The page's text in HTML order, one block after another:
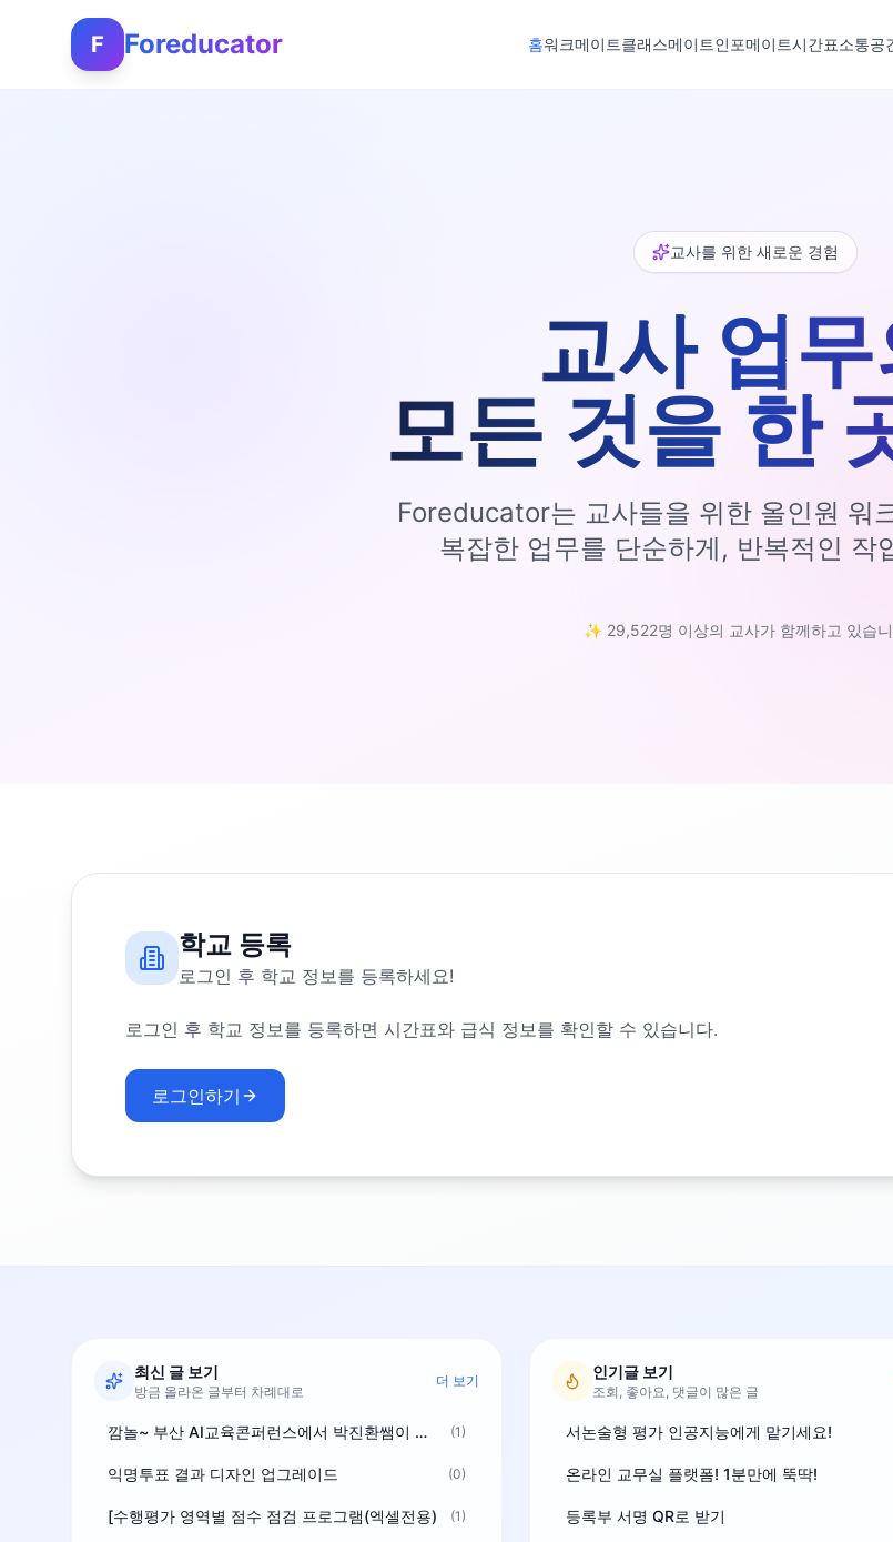
F Foreducator 홈워크메이트클래스메이트인포메이트시간표소통공
교사를 위한 새로운 경험
교사 업무
모든 것을 한
Foreducator는 교사들을 위한 올인원 워
복잡한 업무를 단순하게, 반복적인 작
✨ 29,522명 이상의 교사가 함께하고 있습
학교 등록
로그인 후 학교 정보를 등록하세요!
로그인 후 학교 정보를 등록하면 시간표와 급식 정보를 확인할 수 있습니다.
로그인하기
최신 글 보기
방금 올라온 글부터 차례대로
더 보기
깜놀~ 부산 AI교육콘퍼런스에서 박진환쌤이 상받으려 나오셨네요~ ^^ (1)
익명투표 결과 디자인 업그레이드 (0)
[수행평가 영역별 점수 점검 프로그램(엑셀전용) (1)
인기글 보기
조회, 좋아요, 댓글이 많은 글
서논술형 평가 인공지능에게 맡기세요!
온라인 교무실 플랫폼! 1분만에 뚝딱!
등록부 서명 QR로 받기